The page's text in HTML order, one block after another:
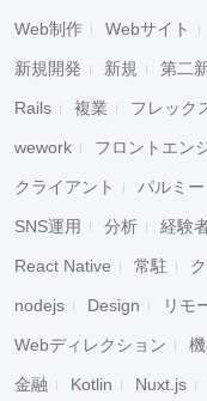
Web制作 Webサイト
新規開発 新規 第二
Rails 複業 フレック
wework フロントエン
クライアント パルミー
SNS運用 分析 経験
React Native 常駐
nodejs Design リモ
Webディレクション
金融 Kotlin Nuxt.js